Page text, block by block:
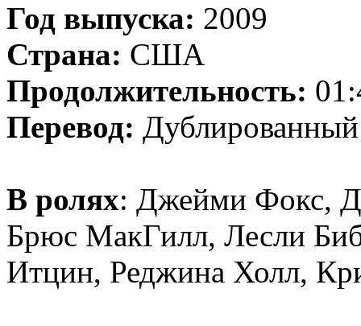
Год выпуска: 2009
Страна: США
Продолжительность:
Перевод: Дублированный
В ролях: Джейми Фокс,
Брюс МакГилл, Лесли
Итцин, Реджина Холл,